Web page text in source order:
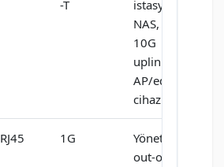
-T
istasyonları,
NAS, NVR,
10G
uplink’li
AP/edge
cihazlar
RJ45 1G
Yönetim &
out-of-band